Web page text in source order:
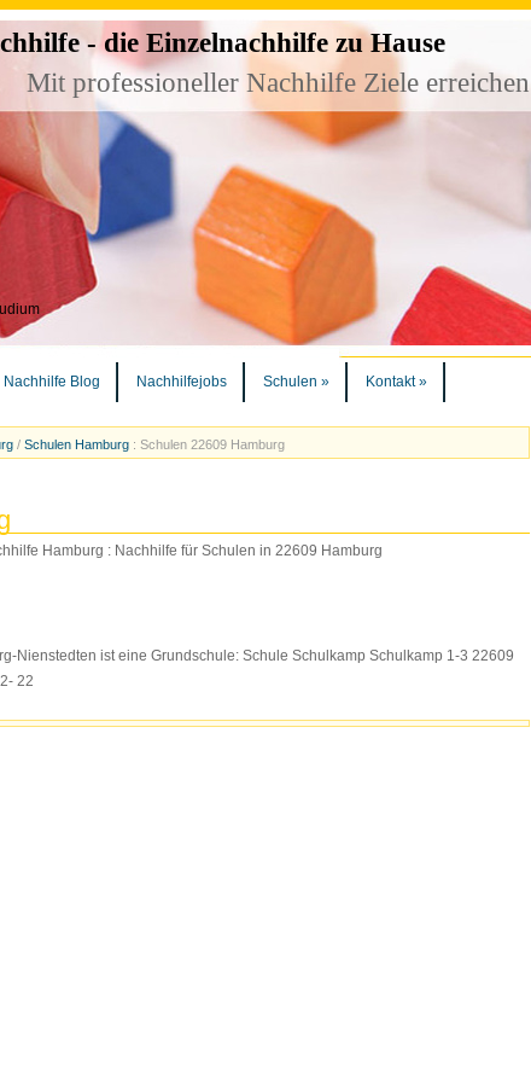
- die Einzelnachhilfe zu Hause
Mit professioneller Nachhilfe Ziele erreichen
Nachhilfe Blog Nachhilfejobs Schulen » Kontakt»
/ Schulen Hamburg : Schulen 22609 Hamburg
Hamburg : Nachhilfe für Schulen in 22609 Hamburg
Nienstedten ist eine Grundschule: Schule Schulkamp Schulkamp 1-3 22609
22